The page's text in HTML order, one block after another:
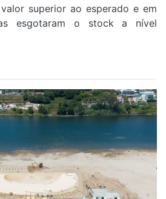
superior ao esperado e em
esgotaram o stock a nível